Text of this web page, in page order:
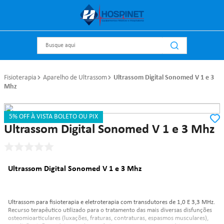
Fisioterapia Aparelho de Ultrassom
Ultrassom Digital Sonomed V 1 e 3
Mhz
5% OFF À VISTA BOLETO OU PIX
Referência :181 Carci
Ultrassom Digital Sonomed V 1 e 3 Mhz
Ultrassom Digital Sonomed V 1 e 3 Mhz
Ultrassom para fisioterapia e eletroterapia com transdutores de 1,0 E 3,3 MHz.
Recurso terapêutico utilizado para o tratamento das mais diversas disfunções
osteomioarticulares (luxações, fraturas, contraturas, espasmos musculares),